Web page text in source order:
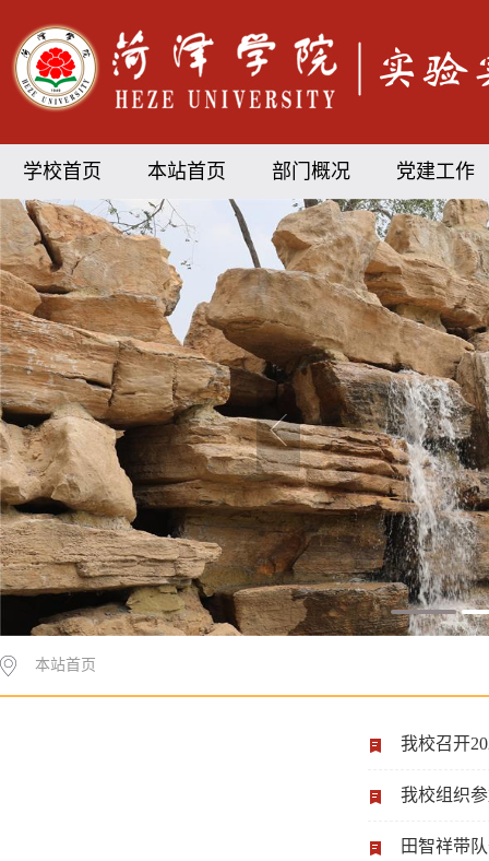
学校首页 本站首页 部门概况 党建工作
本站首页
我校召开
我校组织
田智祥带